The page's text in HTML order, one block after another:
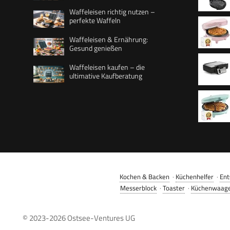
Waffeleisen richtig nutzen –
perfekte Waffeln
Waffeleisen & Ernährung:
Gesund genießen
Waffeleisen kaufen – die
ultimative Kaufberatung
für
1.300
kleiner
Design,
Watt,
Kochen & Backen · Küchenhelfer ·
Messerblock · Toaster ·
© 2023-2026Ostsee-Ventures UG